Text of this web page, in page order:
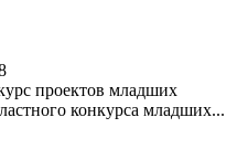
проектов младших
конкурса младших...